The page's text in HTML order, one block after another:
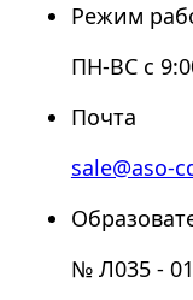
Режим
ПН-ВС с
Почта
sale@aso-
№ Л035 -